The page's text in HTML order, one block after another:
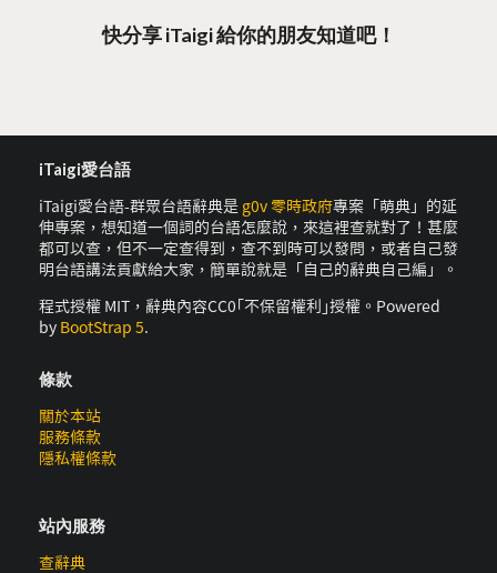
快分享 iTaigi 給你的朋友知道吧！
iTaigi愛台語
iTaigi愛台語-群眾台語辭典是 g0v 零時政府專案「萌典」的延
伸專案，想知道一個詞的台語怎麼說，來這裡查就對了！甚麼
都可以查，但不一定查得到，查不到時可以發問，或者自己發
明台語講法貢獻給大家，簡單說就是「自己的辭典自己編」。
程式授權 MIT，辭典內容CC0｢不保留權利｣授權。Powered
by BootStrap 5.
條款
關於本站
服務條款
隱私權條款
站內服務
查辭典